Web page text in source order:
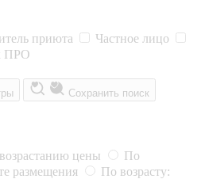
приюта
Частное лицо
ПРО
Сохранить поиск
цены
По
размещения
По возрасту: